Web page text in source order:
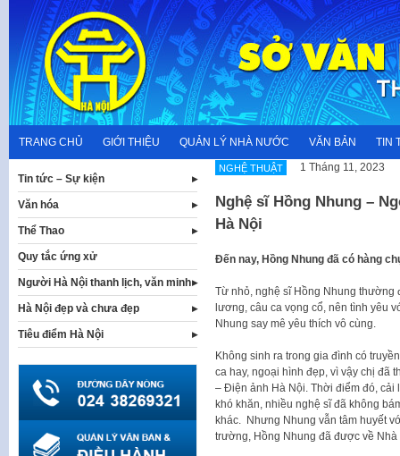
content
TRANG CHỦ GIỚI THIỆU QUẢN LÝ NHÀ NƯỚC VĂN BẢN TIN
NGHỆ THUẬT 1 Tháng 11, 2023
Nghệ sĩ Hồng Nhung –
Hà Nội
Đến nay, Hồng Nhung đã có hàng
Từ nhỏ, nghệ sĩ Hồng Nhung
lương, câu ca vọng cổ, nên tình yêu
Nhung say mê yêu thích vô cùng.
Không sinh ra trong gia đình có
ca hay, ngoại hình đẹp, vì vậy chị đã
– Điện ảnh Hà Nội. Thời điểm đó, cải
khó khăn, nhiều nghệ sĩ đã không
khác. Nhưng Nhung vẫn tâm huyết
trường, Hồng Nhung đã được về
Tin tức – Sự kiện
Văn hóa
Thể Thao
Quy tắc ứng xử
Người Hà Nội thanh lịch, văn minh
Hà Nội đẹp và chưa đẹp
Tiêu điểm Hà Nội